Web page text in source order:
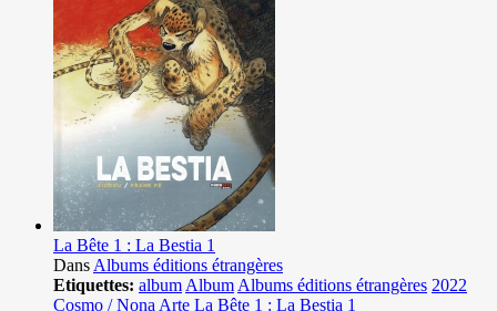
La Bête 1 : La Bestia 1
Dans Albums éditions étrangères
Etiquettes: album Album Albums éditions étrangères 2022
Cosmo / Nona Arte La Bête 1 : La Bestia 1